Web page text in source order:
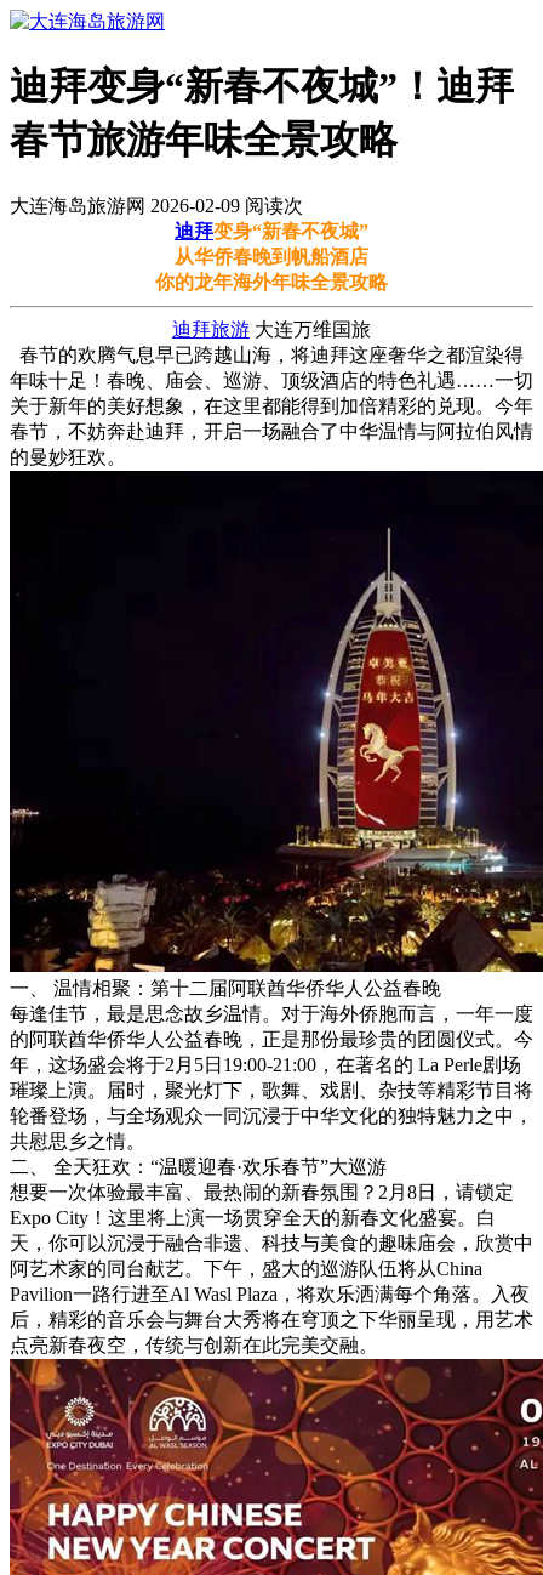
迪拜变身“新春不夜城”！迪拜
春节旅游年味全景攻略
大连海岛旅游网 2026-02-09 阅读次
迪拜变身“新春不夜城”
从华侨春晚到帆船酒店
你的龙年海外年味全景攻略
迪拜旅游 大连万维国旅
春节的欢腾气息早已跨越山海，将迪拜这座奢华之都渲染得
年味十足！春晚、庙会、巡游、顶级酒店的特色礼遇……一切
关于新年的美好想象，在这里都能得到加倍精彩的兑现。今年
春节，不妨奔赴迪拜，开启一场融合了中华温情与阿拉伯风情
的曼妙狂欢。
一、 温情相聚：第十二届阿联酋华侨华人公益春晚
每逢佳节，最是思念故乡温情。对于海外侨胞而言，一年一度
的阿联酋华侨华人公益春晚，正是那份最珍贵的团圆仪式。今
年，这场盛会将于2月5日19:00-21:00，在著名的 La Perle剧场
璀璨上演。届时，聚光灯下，歌舞、戏剧、杂技等精彩节目将
轮番登场，与全场观众一同沉浸于中华文化的独特魅力之中，
共慰思乡之情。
二、 全天狂欢：“温暖迎春·欢乐春节”大巡游
想要一次体验最丰富、最热闹的新春氛围？2月8日，请锁定
Expo City！这里将上演一场贯穿全天的新春文化盛宴。白
天，你可以沉浸于融合非遗、科技与美食的趣味庙会，欣赏中
阿艺术家的同台献艺。下午，盛大的巡游队伍将从China
Pavilion一路行进至Al Wasl Plaza，将欢乐洒满每个角落。入夜
后，精彩的音乐会与舞台大秀将在穹顶之下华丽呈现，用艺术
点亮新春夜空，传统与创新在此完美交融。